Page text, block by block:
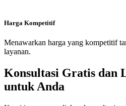
Harga Kompetitif
Menawarkan harga yang kompetitif
layanan.
Konsultasi Gratis dan
untuk Anda